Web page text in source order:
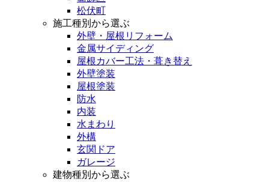
松伏町
施工種別から選ぶ
外壁・屋根リフォーム
金属サイディング
屋根カバー工法・葺き替え
外壁塗装
屋根塗装
防水
内装
水まわり
外構
玄関ドア
ガレージ
建物種別から選ぶ